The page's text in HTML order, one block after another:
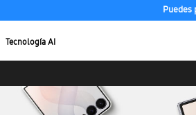
Puedes
Tecnología AI